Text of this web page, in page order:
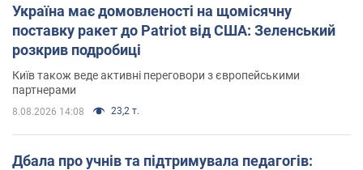
Україна має домовленості на щомісячну
поставку ракет до Patriot від США: Зеленський
розкрив подробиці
Київ також веде активні переговори з європейськими
партнерами
8.08.2026 14:08 23,2 т.
Дбала про учнів та підтримувала педагогів: